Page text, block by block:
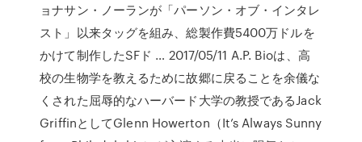
ョナサン・ノーランが「パーソン・オブ・インタレ
スト」以来タッグを組み、総製作費5400万ドルを
かけて制作したSFド … 2017/05/11 A.P. Bioは、高
校の生物学を教えるために故郷に戻ることを余儀な
くされた屈辱的なハーバード大学の教授であるJack
GriffinとしてGlenn Howerton（It’s Always Sunny